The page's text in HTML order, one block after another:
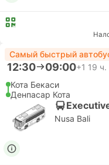
Самый быстрый
12:30 09:00+1 19
Кота Бекаси
Денпасар Кота
Nusa Bali